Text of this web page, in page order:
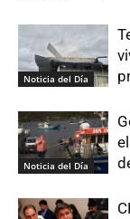
Noticia del Día
Noticia del Día